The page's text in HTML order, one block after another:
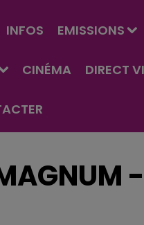
INFOS EMISSIONS
CINÉMA DIRECT